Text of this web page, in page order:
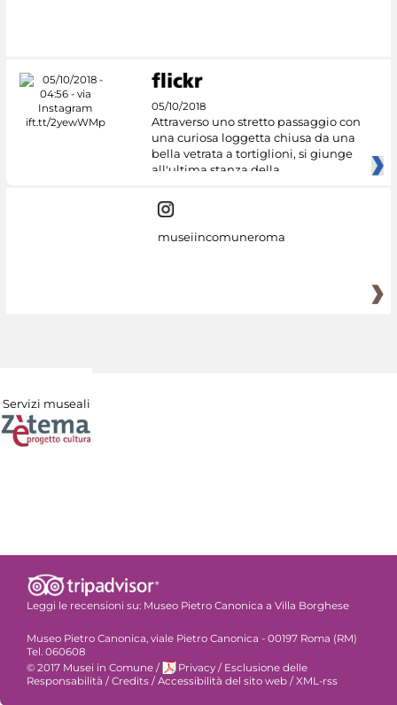
05/10/2018
Attraverso uno stretto passaggio con
una curiosa loggetta chiusa da una
bella vetrata a tortiglioni, si giunge
all'ultima stanza della
museiincomuneroma
Servizi museali
Leggi le recensioni su: Museo Pietro Canonica a Villa Borghese
Museo Pietro Canonica, viale Pietro Canonica - 00197 Roma (RM)
Tel. 060608
© 2017 Musei in Comune / Privacy / Esclusione delle
Responsabilità /Credits /Accessibilità del sito web /XML-rss